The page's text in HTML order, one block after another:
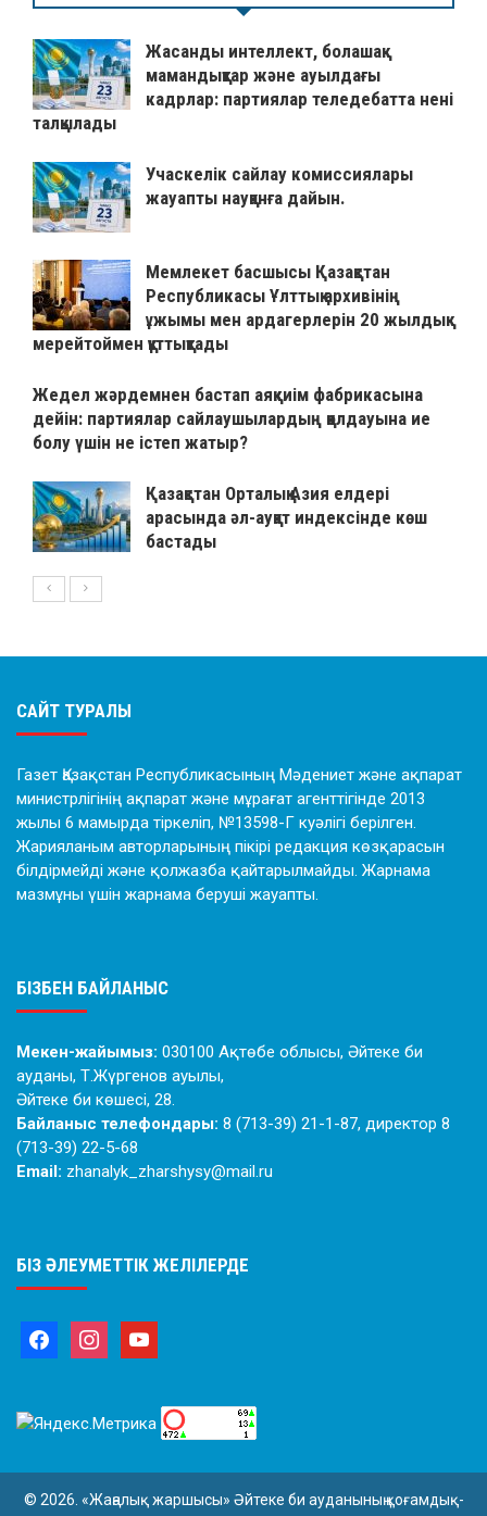
Жасанды интеллект, болашақ
мамандықтар және ауылдағы
кадрлар: партиялар теледебатта нені
талқылады
Учаскелік сайлау комиссиялары
жауапты науқанға дайын.
Мемлекет басшысы Қазақстан
Республикасы Ұлттық архивінің
ұжымы мен ардагерлерін 20 жылдық
мерейтоймен құттықтады
Жедел жәрдемнен бастап аяқкиім фабрикасына
дейін: партиялар сайлаушылардың қолдауына ие
болу үшін не істеп жатыр?
Қазақстан Орталық Азия елдері
арасында әл-ауқат индексінде көш
бастады
САЙТ ТУРАЛЫ
Газет Қазақстан Республикасының Мәдениет және ақпарат
министрлігінің ақпарат және мұрағат агенттігінде 2013
жылы 6 мамырда тіркеліп, №13598-Г куәлігі берілген.
Жарияланым авторларының пікірі редакция көзқарасын
білдірмейді және қолжазба қайтарылмайды. Жарнама
мазмұны үшін жарнама беруші жауапты.
БІЗБЕН БАЙЛАНЫС
Мекен-жайымыз: 030100 Ақтөбе облысы, Әйтеке би
ауданы, Т.Жүргенов ауылы,
Әйтеке би көшесі, 28.
Байланыс телефондары: 8 (713-39) 21-1-87, директор 8
(713-39) 22-5-68
Email: zhanalyk_zharshysy@mail.ru
БІЗ ӘЛЕУМЕТТІК ЖЕЛІЛЕРДЕ
© 2026. «Жаңалық жаршысы» Әйтеке би ауданының қоғамдық-